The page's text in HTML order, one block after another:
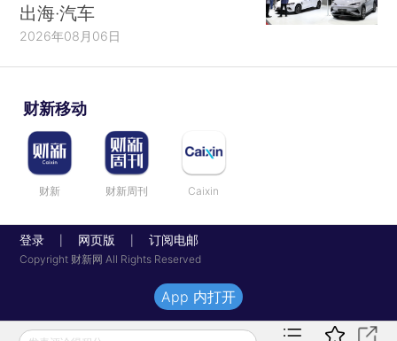
出海·汽车
2026年08月06日
财新移动
财新 财新周刊 Caixin
登录 网页版 订阅电邮
Copyright 财新网 All Rights Reserved
App 内打开